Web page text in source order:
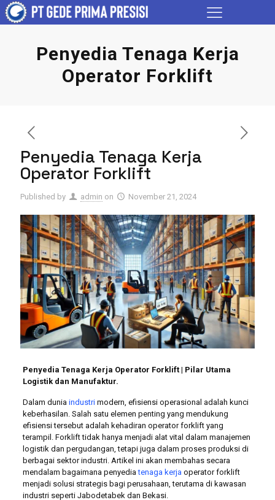
Penyedia Tenaga Kerja
Operator Forklift
Penyedia Tenaga Kerja
Operator Forklift
Published by admin on November 21, 2024
Penyedia Tenaga Kerja Operator Forklift | Pilar Utama
Logistik dan Manufaktur.
Dalam dunia industrimodern, efisiensi operasional adalah kunci
keberhasilan. Salah satu elemen penting yang mendukung
efisiensi tersebut adalah kehadiran operator forklift yang
terampil. Forklift tidak hanya menjadi alat vital dalam manajemen
logistik dan pergudangan, tetapi juga dalam proses produksi di
berbagai sektor industri. Artikel ini akan membahas secara
mendalam bagaimana penyediatenaga kerja operator forklift
menjadi solusi strategis bagi perusahaan, terutama di kawasan
industri seperti Jabodetabek dan Bekasi.